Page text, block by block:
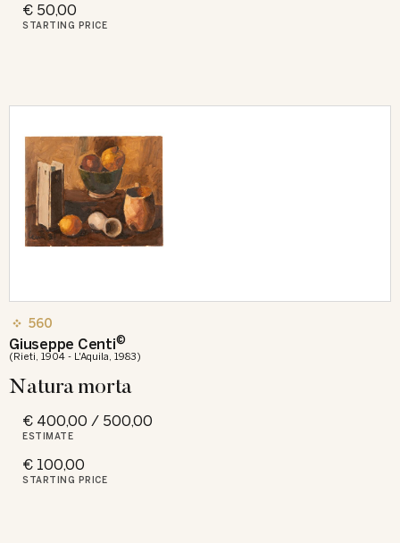
€ 50,00
STARTING PRICE
560
Giuseppe Centi©
(Rieti, 1904 - L'Aquila, 1983)
Natura morta
€ 400,00 / 500,00
ESTIMATE
€ 100,00
STARTING PRICE